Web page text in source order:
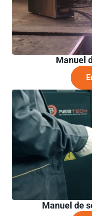
Manuel
Manuel de